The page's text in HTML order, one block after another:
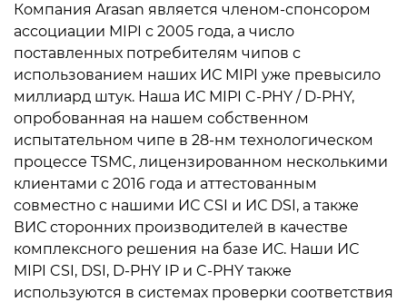
Компания Arasan является членом-спонсором
ассоциации MIPI с 2005 года, а число
поставленных потребителям чипов с
использованием наших ИС MIPI уже превысило
миллиард штук. Наша ИС MIPI C-PHY / D-PHY,
опробованная на нашем собственном
испытательном чипе в 28-нм технологическом
процессе TSMC, лицензированном несколькими
клиентами с 2016 года и аттестованным
совместно с нашими ИС CSI и ИС DSI, а также
ВИС сторонних производителей в качестве
комплексного решения на базе ИС. Наши ИС
MIPI CSI, DSI, D-PHY IP и C-PHY также
используются в системах проверки соответствия